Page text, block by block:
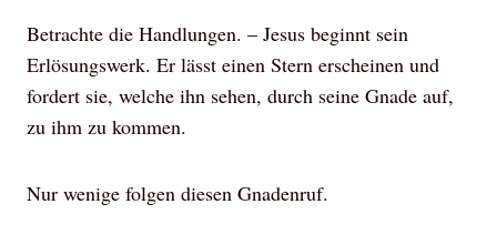
Betrachte die Handlungen. – Jesus beginnt sein
Erlösungswerk. Er lässt einen Stern erscheinen und
fordert sie, welche ihn sehen, durch seine Gnade auf,
zu ihm zu kommen.
Nur wenige folgen diesen Gnadenruf.